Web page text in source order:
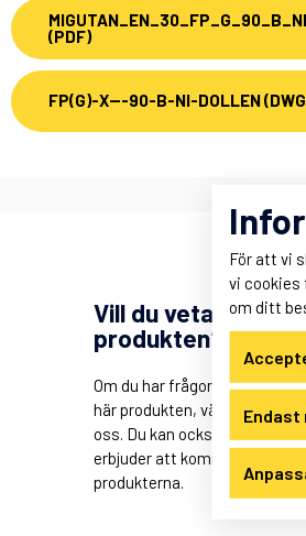
(PDF)
FP(G)-X---90-B-NI-DOLLEN
Vill du veta mer om
produkten?
Om du har frågor eller
här produkten, välkommen
oss. Du kan också boka möte
erbjuder att komma ut till dig
produkterna.
För att vi
vi
om ditt
Endast